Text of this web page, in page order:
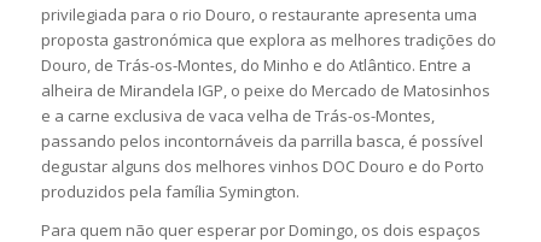
privilegiada para o rio Douro, o restaurante apresenta uma
proposta gastronómica que explora as melhores tradições do
Douro, de Trás-os-Montes, do Minho e do Atlântico. Entre a
alheira de Mirandela IGP, o peixe do Mercado de Matosinhos
e a carne exclusiva de vaca velha de Trás-os-Montes,
passando pelos incontornáveis da parrilla basca, é possível
degustar alguns dos melhores vinhos DOC Douro e do Porto
produzidos pela família Symington.
Para quem não quer esperar por Domingo, os dois espaços